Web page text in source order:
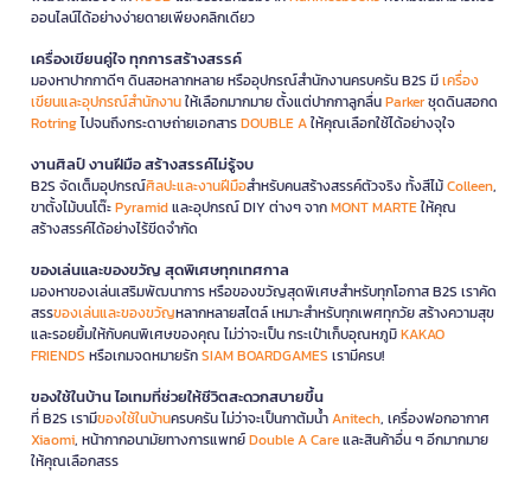
ออนไลน์ได้อย่างง่ายดายเพียงคลิกเดียว
เครื่องเขียนคู่ใจ ทุกการสร้างสรรค์
มองหาปากกาดีๆ ดินสอหลากหลาย หรืออุปกรณ์สำนักงานครบครัน B2S มีเครื่อง
เขียนและอุปกรณ์สำนักงานให้เลือกมากมาย ตั้งแต่ปากกาลูกลื่นParkerชุดดินสอกด
Rotringไปจนถึงกระดาษถ่ายเอกสารDOUBLE Aให้คุณเลือกใช้ได้อย่างจุใจ
งานศิลป์ งานฝีมือ สร้างสรรค์ไม่รู้จบ
B2S จัดเต็มอุปกรณ์ศิลปะและงานฝีมือสำหรับคนสร้างสรรค์ตัวจริง ทั้งสีไม้Colleen,
ขาตั้งไม้บนโต๊ะPyramidและอุปกรณ์ DIY ต่างๆ จากMONT MARTEให้คุณ
สร้างสรรค์ได้อย่างไร้ขีดจำกัด
ของเล่นและของขวัญ สุดพิเศษทุกเทศกาล
มองหาของเล่นเสริมพัฒนาการ หรือของขวัญสุดพิเศษสำหรับทุกโอกาส B2S เราคัด
สรรของเล่นและของขวัญหลากหลายสไตล์ เหมาะสำหรับทุกเพศทุกวัย สร้างความสุข
และรอยยิ้มให้กับคนพิเศษของคุณ ไม่ว่าจะเป็น กระเป๋าเก็บอุณหภูมิKAKAO
FRIENDS หรือเกมจดหมายรักSIAM BOARDGAMES เรามีครบ!
ของใช้ในบ้าน ไอเทมที่ช่วยให้ชีวิตสะดวกสบายขึ้น
ที่ B2S เรามีของใช้ในบ้านครบครัน ไม่ว่าจะเป็นกาต้มน้ำAnitech, เครื่องฟอกอากาศ
Xiaomi, หน้ากากอนามัยทางการแพทย์Double A Careและสินค้าอื่น ๆ อีกมากมาย
ให้คุณเลือกสรร